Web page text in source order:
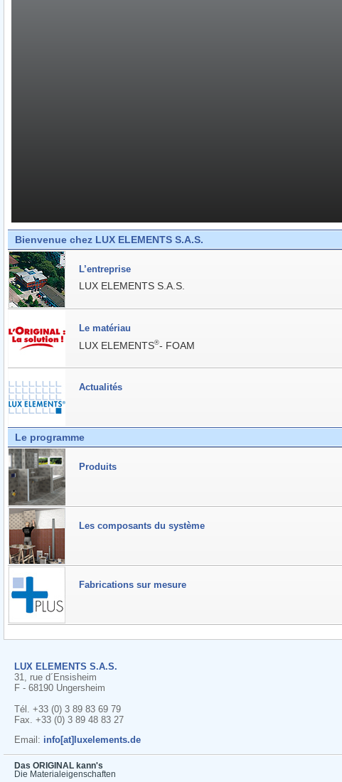
Bienvenue chez LUX ELEMENTS S.A.S.
L’entreprise
LUX ELEMENTS S.A.S.
Le matériau
LUX ELEMENTS®- FOAM
Actualités
Le programme
Produits
Les composants du système
Fabrications sur mesure
LUX ELEMENTS S.A.S.
31, rue d´Ensisheim
F - 68190 Ungersheim
Tél. +33 (0) 3 89 83 69 79
Fax. +33 (0) 3 89 48 83 27
Email: info[at]luxelements.de
Das ORIGINAL kann's
Die Materialeigenschaften